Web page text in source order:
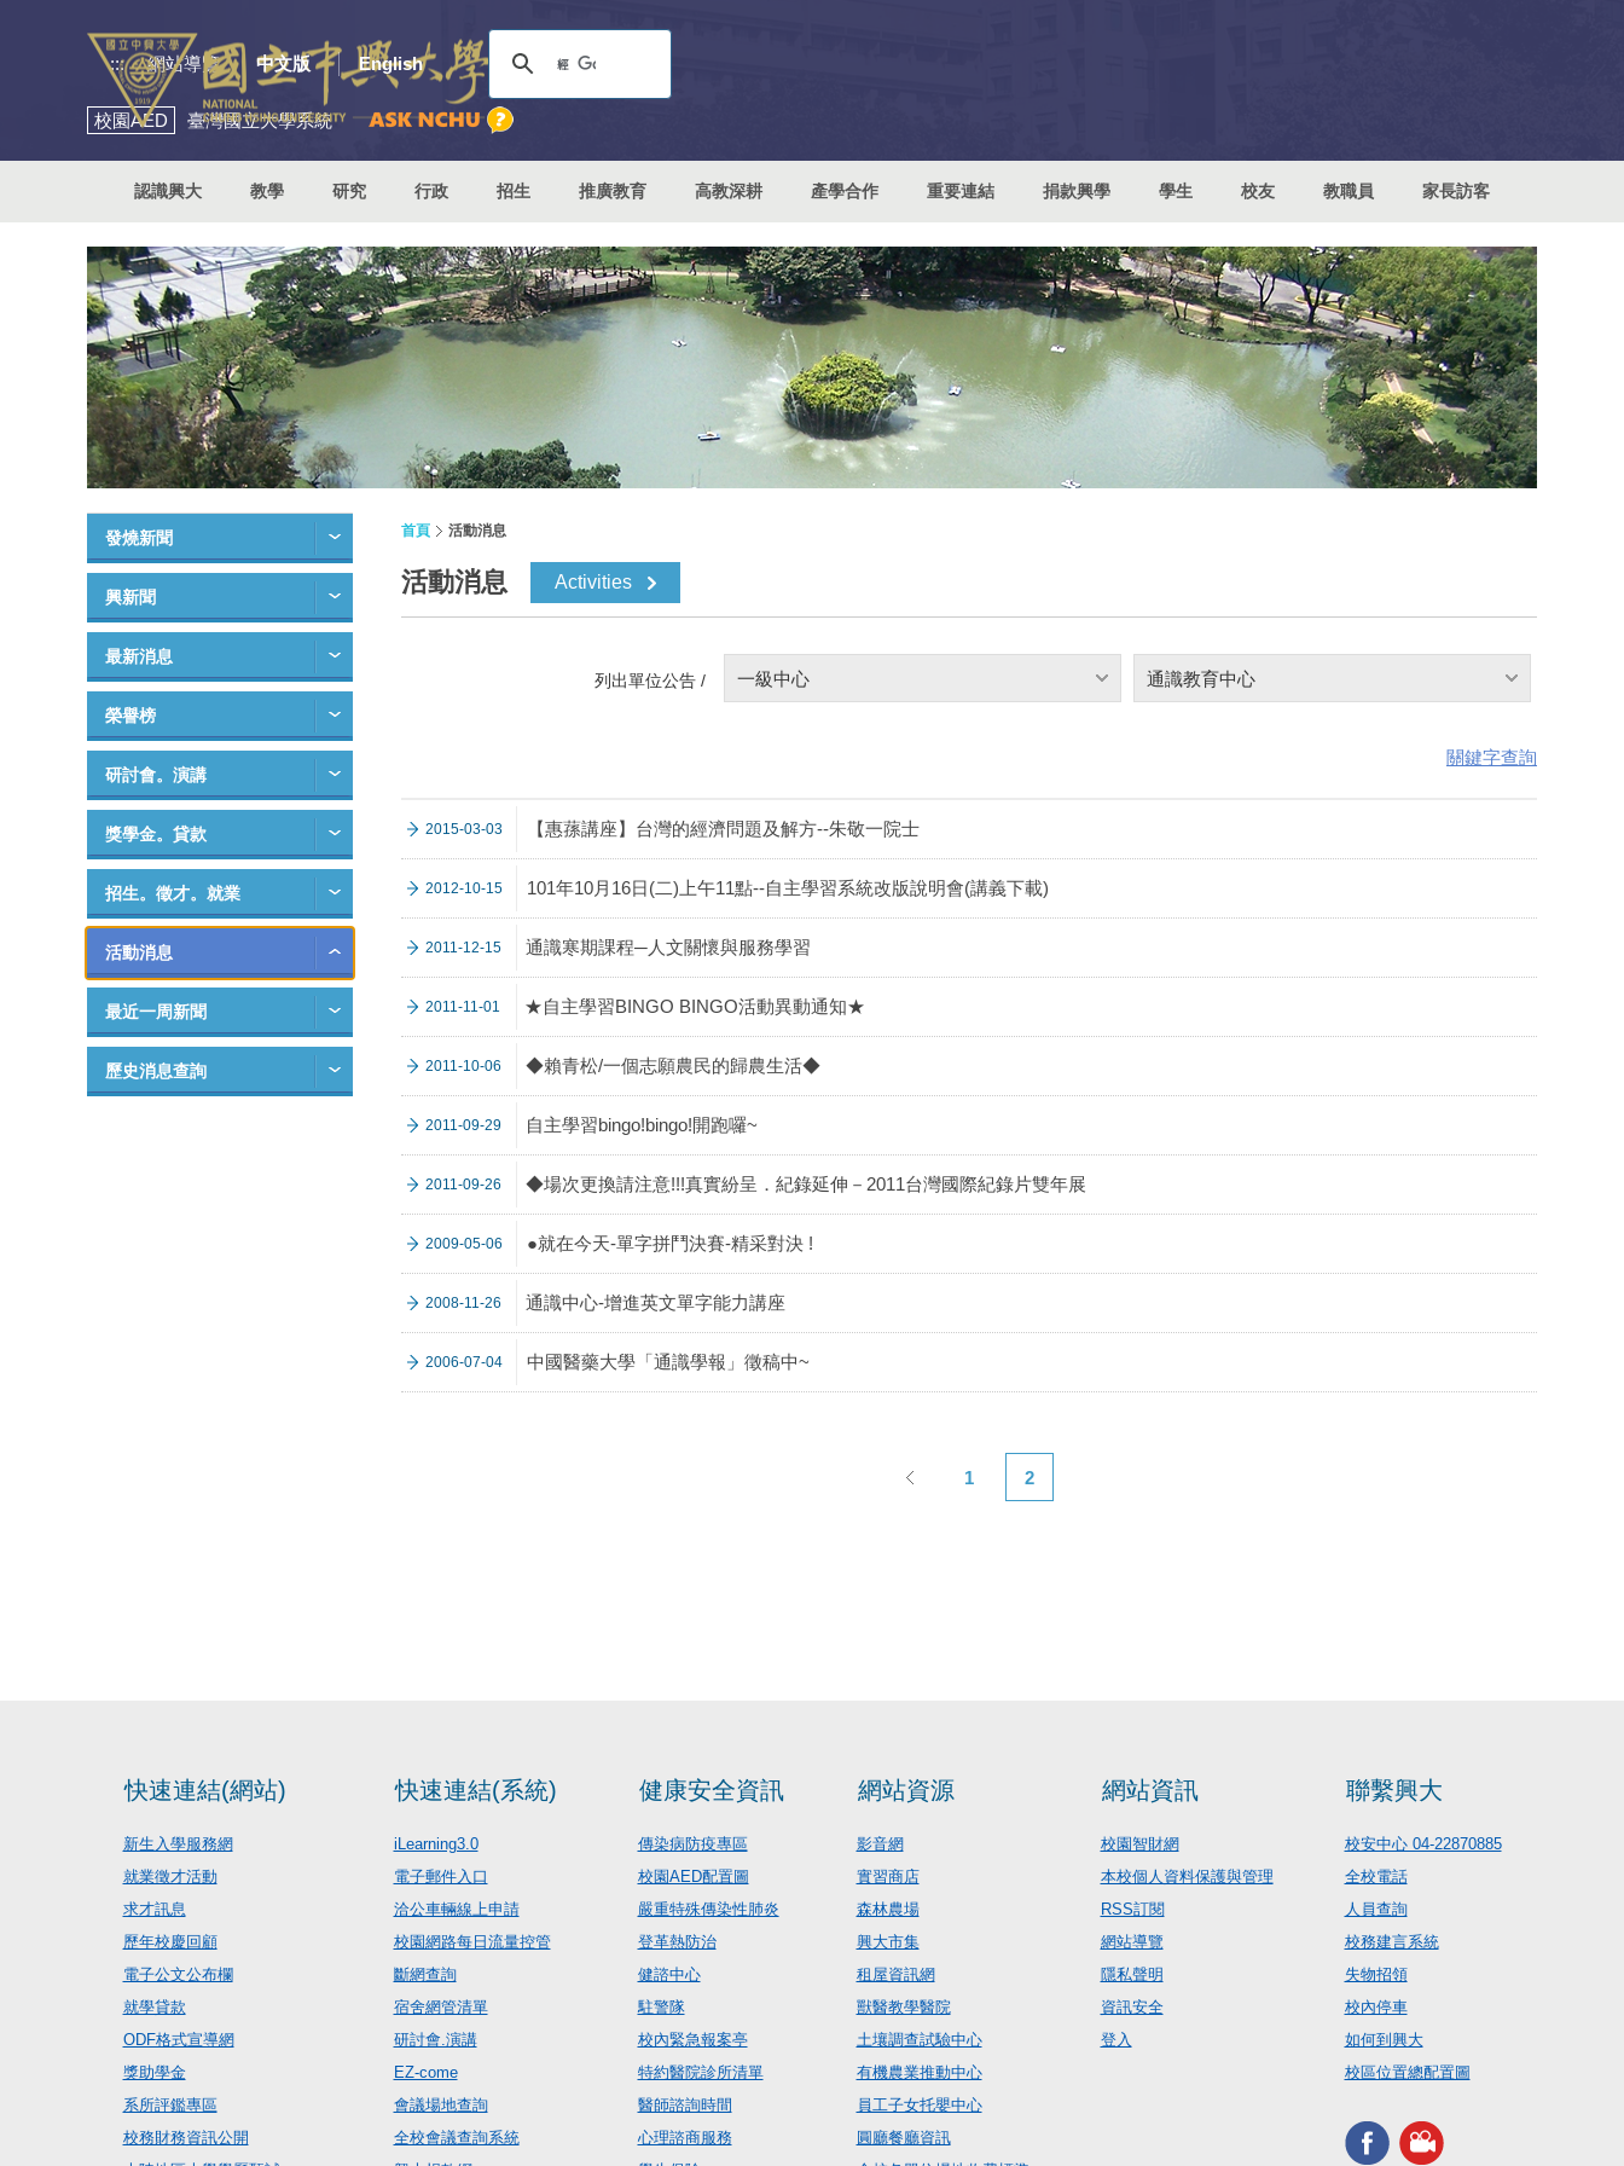
::: 網站導覽 中文版 English
校園AED 臺灣國立大學系統
認識興大 教學 研究 行政 招生 推廣教育 高教深耕 產學合作 重要連結 捐款興學 學生 校友 教職員 家長訪客
發燒新聞
興新聞
最新消息
榮譽榜
研討會。演講
獎學金。貸款
招生。徵才。就業
活動消息
最近一周新聞
歷史消息查詢
首頁 活動消息
活動消息 Activities
列出單位公告 / 一級中心 通識教育中心
關鍵字查詢
2015-03-03 【惠蓀講座】台灣的經濟問題及解方--朱敬一院士
2012-10-15 101年10月16日(二)上午11點--自主學習系統改版說明會(講義下載)
2011-12-15 通識寒期課程─人文關懷與服務學習
2011-11-01 ★自主學習BINGO BINGO活動異動通知★
2011-10-06 ◆賴青松/一個志願農民的歸農生活◆
2011-09-29 自主學習bingo!bingo!開跑囉~
2011-09-26 ◆場次更換請注意!!!真實紛呈．紀錄延伸－2011台灣國際紀錄片雙年展
2009-05-06 ●就在今天-單字拼鬥決賽-精采對決 !
2008-11-26 通識中心-增進英文單字能力講座
2006-07-04 中國醫藥大學「通識學報」徵稿中~
1 2
快速連結(網站)
新生入學服務網
就業徵才活動
求才訊息
歷年校慶回顧
電子公文公布欄
就學貸款
ODF格式宣導網
獎助學金
系所評鑑專區
校務財務資訊公開
快速連結(系統)
iLearning3.0
電子郵件入口
洽公車輛線上申請
校園網路每日流量控管
斷網查詢
宿舍網管清單
研討會.演講
EZ-come
會議場地查詢
全校會議查詢系統
健康安全資訊
傳染病防疫專區
校園AED配置圖
嚴重特殊傳染性肺炎
登革熱防治
健諮中心
駐警隊
校內緊急報案亭
特約醫院診所清單
醫師諮詢時間
心理諮商服務
網站資源
影音網
實習商店
森林農場
興大市集
租屋資訊網
獸醫教學醫院
土壤調查試驗中心
有機農業推動中心
員工子女托嬰中心
圓廳餐廳資訊
網站資訊
校園智財網
本校個人資料保護與管理
RSS訂閱
網站導覽
隱私聲明
資訊安全
登入
聯繫興大
校安中心 04-22870885
全校電話
人員查詢
校務建言系統
失物招領
校內停車
如何到興大
校區位置總配置圖